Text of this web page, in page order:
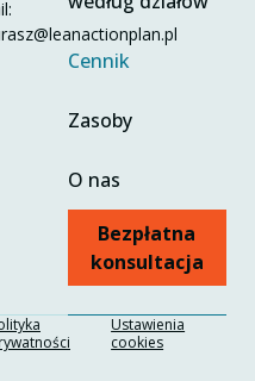
Cennik
Zasoby
O nas
Bezpłatna
konsultacja
Ustawienia
cookies